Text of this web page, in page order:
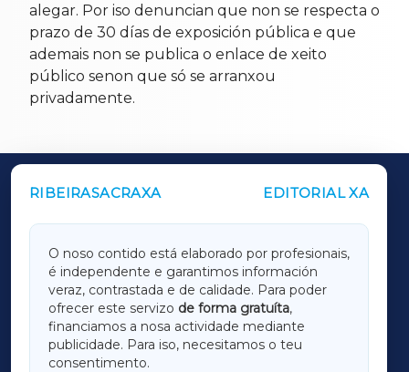
alegar. Por iso denuncian que non se respecta o
prazo de 30 días de exposición pública e que
ademais non se publica o enlace de xeito
público senon que só se arranxou
privadamente.
RIBEIRASACRAXA EDITORIAL XA
O noso contido está elaborado por profesionais,
é independente e garantimos información
veraz, contrastada e de calidade. Para poder
ofrecer este servizo de forma gratuíta,
financiamos a nosa actividade mediante
publicidade. Para iso, necesitamos o teu
consentimento.
OUTROS PERIÓDICOS
LUGOXA
TERRACHAXA